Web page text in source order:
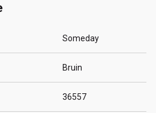
Someday
Bruin
36557